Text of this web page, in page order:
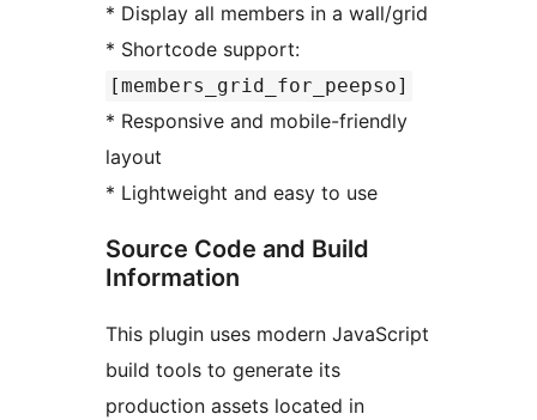
* Display all members in a wall/grid
* Shortcode support:
[members_grid_for_peepso]
* Responsive and mobile-friendly
layout
* Lightweight and easy to use
Source Code and Build
Information
This plugin uses modern JavaScript
build tools to generate its
production assets located in